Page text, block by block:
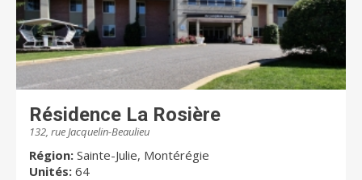
Résidence La Rosière
132, rue Jacquelin-Beaulieu
Région: Sainte-Julie, Montérégie
Unités: 64